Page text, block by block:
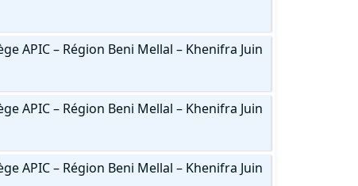
APIC – Région Beni Mellal – Khenifra Juin
APIC – Région Beni Mellal – Khenifra Juin
APIC – Région Beni Mellal – Khenifra Juin